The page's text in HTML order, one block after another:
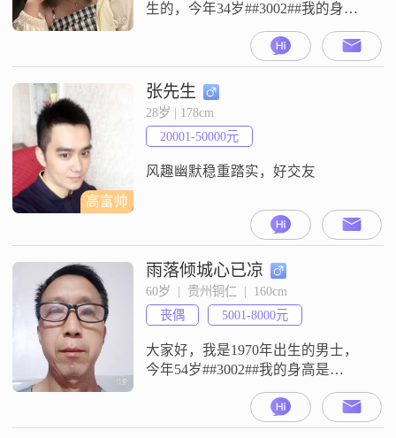
生的，今年34岁##3002##我的身高
是161cm##3002##我的月收入在8001
到12000元之间，目前的工作地在铜
仁##3002##我的学历是高中及以下
##3002##在性格方面，我很开朗爱
笑，平时是一个乐观积极的人
##3002##我很热爱生活，也会一直
在追求事业成就##30
高富帅
张先生
28岁 | 178cm
20001-50000元
风趣幽默稳重踏实，好交友
雨落倾城心已凉
60岁  |  贵州铜仁  |  160cm
丧偶
5001-8000元
大家好，我是1970年出生的男士，
今年54岁##3002##我的身高是
160cm##3002##我的学历是高中及以
下##3002##我目前的工作地在铜
仁，月收入在5001元到8000元之间